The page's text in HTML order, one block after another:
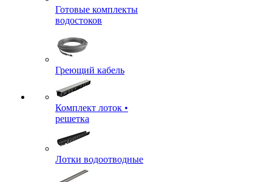
Готовые комплекты
водостоков
Греющий кабель
Комплект лоток •
решетка
Лотки водоотводные